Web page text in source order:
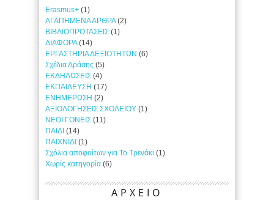
Erasmus+ (1)
ΑΓΑΠΗΜΕΝΑ ΑΡΘΡΑ(2)
ΒΙΒΛΙΟΠΡΟΤΑΣΕΙΣ (1)
ΔΙΑΦΟΡΑ(14)
ΕΡΓΑΣΤΗΡΙΑ ΔΕΞΙΟΤΗΤΩΝ (6)
Σχέδια Δράσης (5)
ΕΚΔΗΛΩΣΕΙΣ (4)
ΕΚΠΑΙΔΕΥΣΗ (17)
ΕΝΗΜΕΡΩΣΗ (2)
ΑΞΙΟΛΟΓΗΣΕΙΣ ΣΧΟΛΕΙΟΥ (1)
ΝΕΟΙ ΓΟΝΕΙΣ (11)
ΠΑΙΔΙ (14)
ΠΑΙΧΝΙΔΙ (1)
Σχόλια αποφοίτων για Το Τρενάκι (1)
Χωρίς κατηγορία (6)
ΑΡΧΕΙΟ